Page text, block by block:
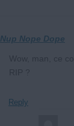
Nup Nope Dope
Reply